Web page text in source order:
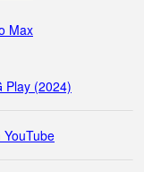
Max
Play (2024)